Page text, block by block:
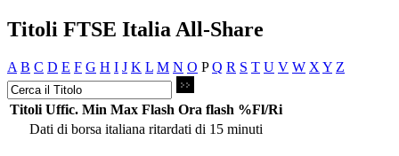
Titoli FTSE Italia All-Share
A B C D E F G H I J K L M N O PQ R S T U V W X Y Z
Titoli Uffic. Min Max Flash Ora flash %Fl/Ri
Dati di borsa italiana ritardati di 15 minuti